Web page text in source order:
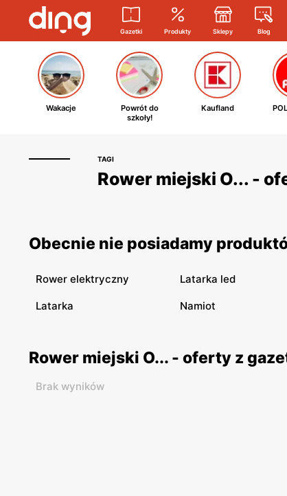
Gazetki Produkty Sklepy Blog
Wakacje
Powrót do
szkoły!
Kaufland
TAGI
Rower miejski O... -
Obecnie nie posiadamy
Rower elektryczny Latarka led
Latarka Namiot
Rower miejski O... - oferty z
Brak wyników